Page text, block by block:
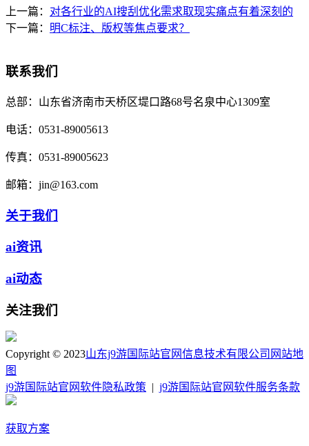
上一篇： 对各行业的AI搜刮优化需求取现实痛点有着深刻的
下一篇： 明C标注、版权等焦点要求？
联系我们
总部： 山东省济南市天桥区堤口路68号名泉中心1309室
电话： 0531-89005613
传真： 0531-89005623
邮箱： jin@163.com
关于我们
ai资讯
ai动态
关注我们
Copyright © 2023山东j9游国际站官网信息技术有限公司 网站地
图
j9游国际站官网软件隐私政策
j9游国际站官网软件服务条款
获取方案